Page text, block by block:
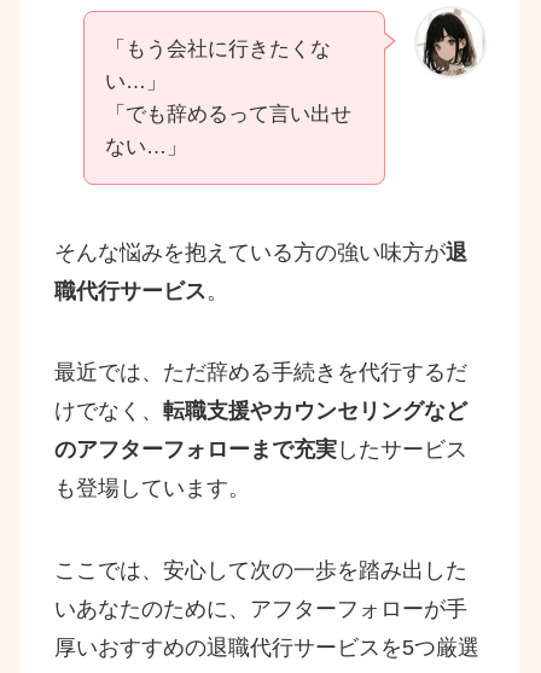
「もう会社に行きたくな
い…」
「でも辞めるって言い出せ
ない…」
そんな悩みを抱えている方の強い味方が退
職代行サービス。
最近では、ただ辞める手続きを代行するだ
けでなく、 転職支援やカウンセリングなど
のアフターフォローまで充実したサービス
も登場しています。
ここでは、安心して次の一歩を踏み出した
いあなたのために、アフターフォローが手
厚いおすすめの退職代行サービスを5つ厳選